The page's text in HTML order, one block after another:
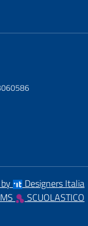
Designers Italia
SCUOLASTICO